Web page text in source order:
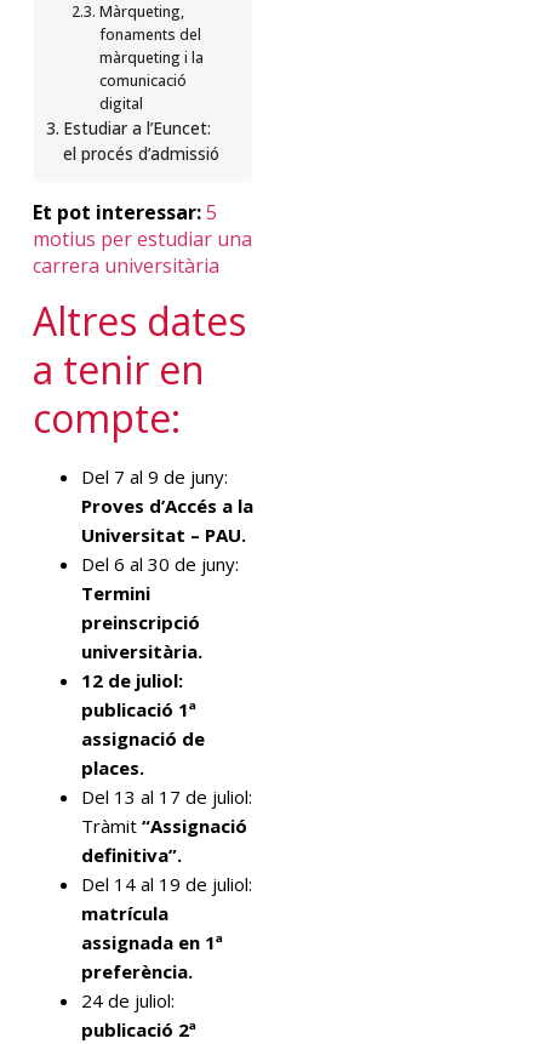
Màrqueting,
fonaments del
màrqueting i la
comunicació
digital
Estudiar a l’Euncet:
el procés d’admissió
Et pot interessar:5
motius per estudiar una
carrera universitària
Altres dates
a teniren
compte:
Del 7 al 9 de juny:
Proves d’Accés a la
Universitat – PAU.
Del 6 al 30 de juny:
Termini
preinscripció
universitària.
12 de juliol:
publicació 1ª
assignació de
places.
Del 13 al 17 de juliol:
Tràmit “Assignació
definitiva”.
Del 14 al 19 de juliol:
matrícula
assignada en 1ª
preferència.
24 de juliol:
publicació 2ª